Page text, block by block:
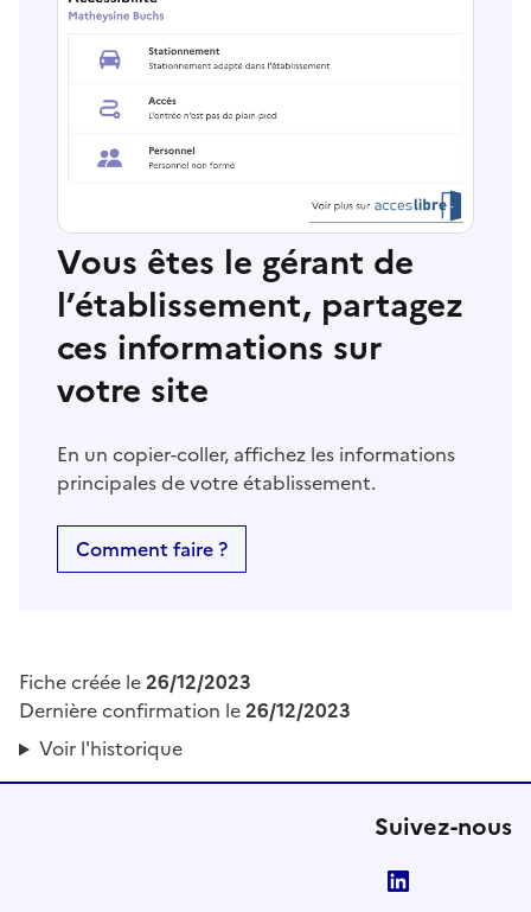
Vous êtes le gérant de
l’établissement, partagez
ces informations sur
votre site
En un copier-coller, affichez les informations
principales de votre établissement.
Comment faire ?
Fiche créée le26/12/2023
Dernière confirmation le26/12/2023
Voir l'historique
Suivez-nous